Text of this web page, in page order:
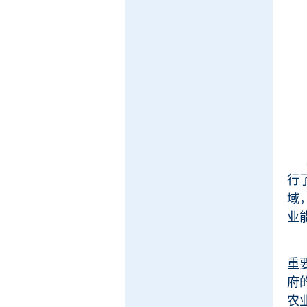
行
域
业
重
府
农